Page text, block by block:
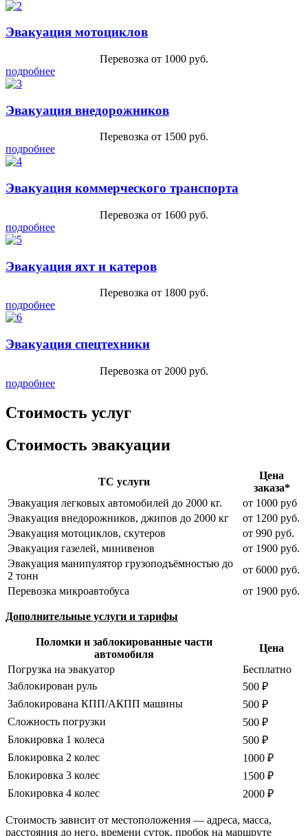
Эвакуация мотоциклов
Перевозка от 1000 руб.
подробнее
Эвакуация внедорожников
Перевозка от 1500 руб.
подробнее
Эвакуация коммерческого транспорта
Перевозка от 1600 руб.
подробнее
Эвакуация яхт и катеров
Перевозка от 1800 руб.
подробнее
Эвакуация спецтехники
Перевозка от 2000 руб.
подробнее
Стоимость услуг
Стоимость эвакуации
ТС услуги
Цена
заказа*
Эвакуация легковых автомобилей до 2000 кг.
от 1000 руб
Эвакуация внедорожников, джипов до 2000 кг
от 1200 руб.
Эвакуация мотоциклов, скутеров
от 990 руб.
Эвакуация газелей, минивенов
от 1900 руб.
Эвакуация манипулятор грузоподъёмностью до
2 тонн
от 6000 руб.
Перевозка микроавтобуса
от 1900 руб.
Дополнительные услуги и тарифы
Поломки и заблокированные части
автомобиля
Цена
Погрузка на эвакуатор
Бесплатно
Заблокирован руль
500 ₽
Заблокирована КПП/АКПП машины
500 ₽
Сложность погрузки
500 ₽
Блокировка 1 колеса
500 ₽
Блокировка 2 колес
1000 ₽
Блокировка 3 колес
1500 ₽
Блокировка 4 колес
2000 ₽
Стоимость зависит от местоположения — адреса, масса,
расстояния до него, времени суток, пробок на маршруте